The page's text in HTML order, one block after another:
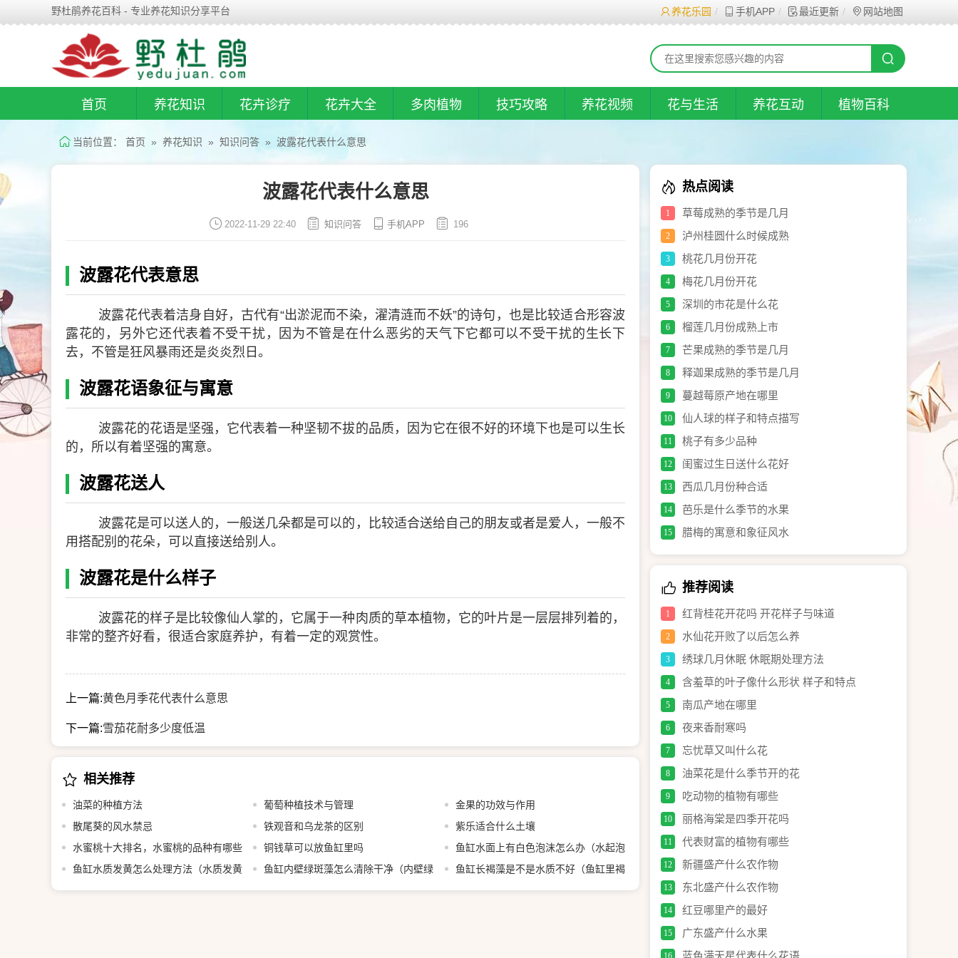
野杜鹃养花百科 - 专业养花知识分享平台 养花乐园 手机APP 最近更新 网站地图
首页 养花知识 花卉诊疗 花卉大全 多肉植物 技巧攻略 养花视频 花与生活 养花互动 植物百科
当前位置： 首页 » 养花知识 » 知识问答 » 波露花代表什么意思
波露花代表什么意思
2022-11-29 22:40 知识问答 手机APP 196
波露花代表意思
波露花代表着洁身自好，古代有“出淤泥而不染，濯清涟而不妖”的诗句，也是比较适合形容波
露花的，另外它还代表着不受干扰，因为不管是在什么恶劣的天气下它都可以不受干扰的生长下
去，不管是狂风暴雨还是炎炎烈日。
波露花语象征与寓意
波露花的花语是坚强，它代表着一种坚韧不拔的品质，因为它在很不好的环境下也是可以生长
的，所以有着坚强的寓意。
波露花送人
波露花是可以送人的，一般送几朵都是可以的，比较适合送给自己的朋友或者是爱人，一般不
用搭配别的花朵，可以直接送给别人。
波露花是什么样子
波露花的样子是比较像仙人掌的，它属于一种肉质的草本植物，它的叶片是一层层排列着的，
非常的整齐好看，很适合家庭养护，有着一定的观赏性。
上一篇:黄色月季花代表什么意思
下一篇:雪茄花耐多少度低温
相关推荐
油菜的种植方法 葡萄种植技术与管理
金果的功效与作用
散尾葵的风水禁忌
铁观音和乌龙茶的区别
紫乐适合什么土壤
水蜜桃十大排名，水蜜桃的品种有哪些
铜钱草可以放鱼缸里吗
鱼缸水面上有白色泡沫怎么办（水起泡
沫是什么原因）
鱼缸水质发黄怎么处理方法（水质发黄
是什么原因）
鱼缸内壁绿斑藻怎么清除干净（内壁绿
斑藻怎么回事）
鱼缸长褐藻是不是水质不好（鱼缸里褐
藻原因和解决方案）
热点阅读
1 草莓成熟的季节是几月
2 泸州桂圆什么时候成熟
3 桃花几月份开花
4 梅花几月份开花
5 深圳的市花是什么花
6 榴莲几月份成熟上市
7 芒果成熟的季节是几月
8 释迦果成熟的季节是几月
9 蔓越莓原产地在哪里
10 仙人球的样子和特点描写
11 桃子有多少品种
12 闺蜜过生日送什么花好
13 西瓜几月份种合适
14 芭乐是什么季节的水果
15 腊梅的寓意和象征风水
推荐阅读
1 红背桂花开花吗 开花样子与味道
2 水仙花开败了以后怎么养
3 绣球几月休眠 休眠期处理方法
4 含羞草的叶子像什么形状 样子和特点
5 南瓜产地在哪里
6 夜来香耐寒吗
7 忘忧草又叫什么花
8 油菜花是什么季节开的花
9 吃动物的植物有哪些
10 丽格海棠是四季开花吗
11 代表财富的植物有哪些
12 新疆盛产什么农作物
13 东北盛产什么农作物
14 红豆哪里产的最好
15 广东盛产什么水果
16 蓝色满天星代表什么花语